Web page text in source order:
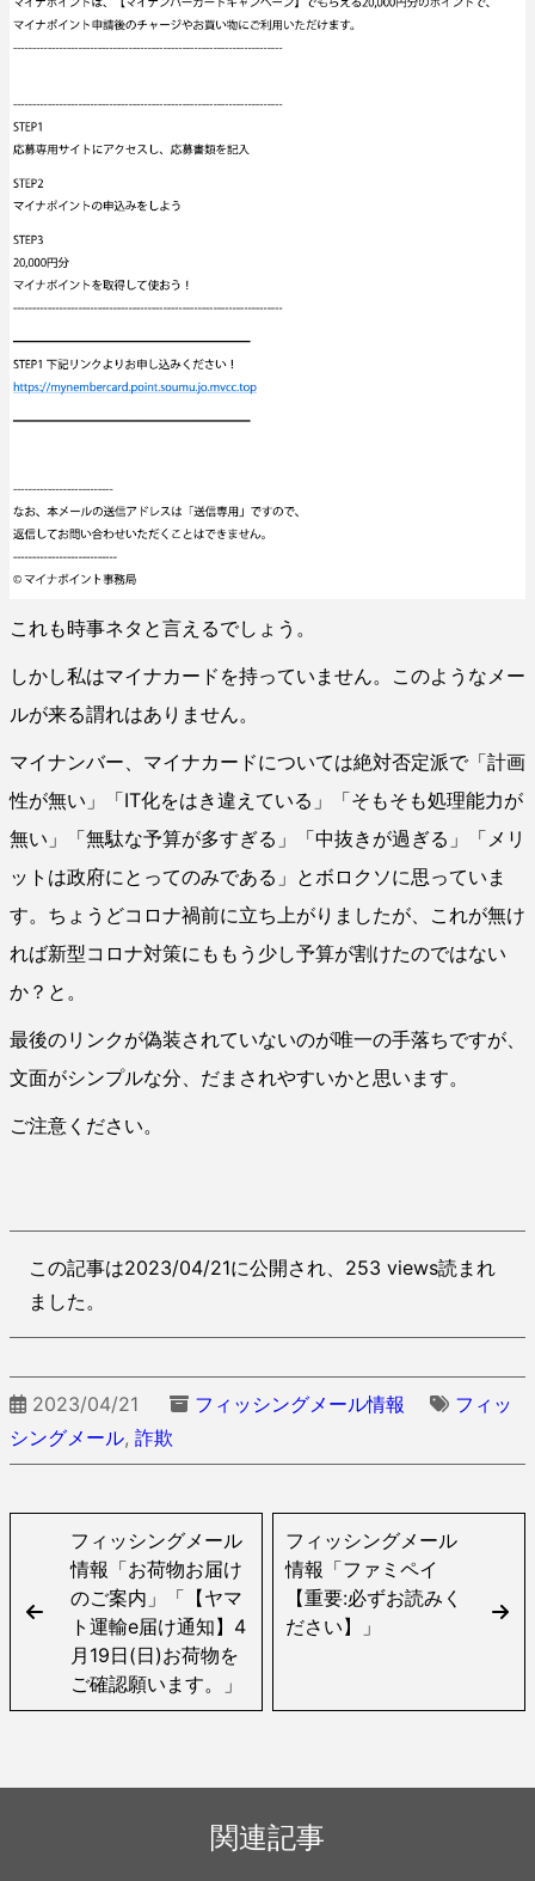
これも時事ネタと言えるでしょう。
しかし私はマイナカードを持っていません。このようなメー
ルが来る謂れはありません。
マイナンバー、マイナカードについては絶対否定派で「計画
性が無い」「IT化をはき違えている」「そもそも処理能力が
無い」「無駄な予算が多すぎる」「中抜きが過ぎる」「メリ
ットは政府にとってのみである」とボロクソに思っていま
す。ちょうどコロナ禍前に立ち上がりましたが、これが無け
れば新型コロナ対策にももう少し予算が割けたのではない
か？と。
最後のリンクが偽装されていないのが唯一の手落ちですが、
文面がシンプルな分、だまされやすいかと思います。
ご注意ください。
この記事は2023/04/21に公開され、253 views読まれ
ました。
2023/04/21 フィッシングメール情報
フィッ
シングメール, 詐欺
フィッシングメール
情報「お荷物お届け
のご案内」「【ヤマ
ト運輸e届け通知】4
月19日(日)お荷物を
ご確認願います。」
フィッシングメール
情報「ファミペイ
【重要:必ずお読みく
ださい】」
関連記事